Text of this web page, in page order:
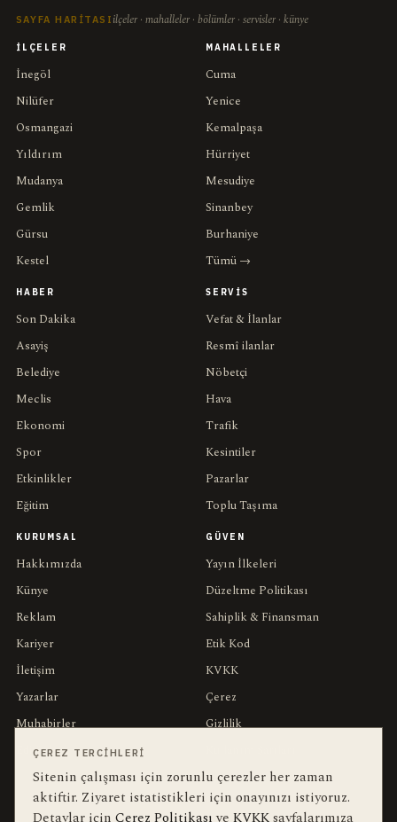
SAYFA HARITASI ilçeler · mahalleler · bölümler · servisler · künye
İLÇELER
İnegöl
Nilüfer
Osmangazi
Yıldırım
Mudanya
Gemlik
Gürsu
Kestel
MAHALLELER
Cuma
Yenice
Kemalpaşa
Hürriyet
Mesudiye
Sinanbey
Burhaniye
Tümü →
HABER
Son Dakika
Asayiş
Belediye
Meclis
Ekonomi
Spor
Etkinlikler
Eğitim
SERVIS
Vefat & İlanlar
Resmî ilanlar
Nöbetçi
Hava
Trafik
Kesintiler
Pazarlar
Toplu Taşıma
KURUMSAL
Hakkımızda
Künye
Reklam
Kariyer
İletişim
Yazarlar
Muhabirler
Editörler
GÜVEN
Yayın İlkeleri
Düzeltme Politikası
Sahiplik & Finansman
Etik Kod
KVKK
Çerez
Gizlilik
YEREL ARANANLAR bu hafta en çok aranan
ÇEREZ TERCIHLERI
Sitenin çalışması için zorunlu çerezler her zaman
aktiftir. Ziyaret istatistikleri için onayınızı istiyoruz.